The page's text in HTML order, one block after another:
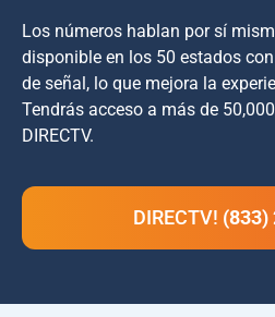
Los números hablan por sí
disponible en los 50 estados
de señal, lo que mejora la
Tendrás acceso a más de
DIRECTV.
DIRECTV! (833)